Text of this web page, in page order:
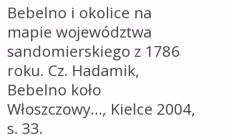
Bebelno i okolice na
mapie województwa
sandomierskiego z 1786
roku. Cz. Hadamik,
Bebelno koło
Włoszczowy…, Kielce 2004,
s. 33.